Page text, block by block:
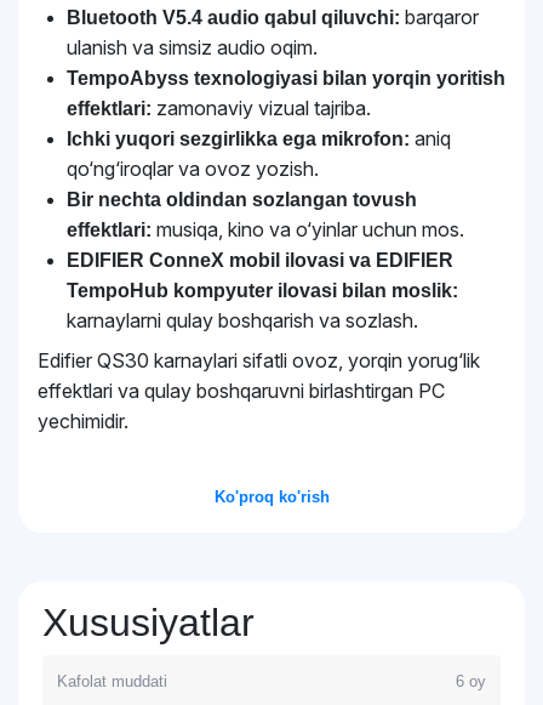
Bluetooth V5.4 audio qabul qiluvchi: barqaror
ulanish va simsiz audio oqim.
TempoAbyss texnologiyasi bilan yorqin yoritish
effektlari: zamonaviy vizual tajriba.
Ichki yuqori sezgirlikka ega mikrofon: aniq
qo‘ng‘iroqlar va ovoz yozish.
Bir nechta oldindan sozlangan tovush
effektlari: musiqa, kino va o‘yinlar uchun mos.
EDIFIER ConneX mobil ilovasi va EDIFIER
TempoHub kompyuter ilovasi bilan moslik:
karnaylarni qulay boshqarish va sozlash.
Edifier QS30 karnaylari sifatli ovoz, yorqin yorug‘lik
effektlari va qulay boshqaruvni birlashtirgan PC
yechimidir.
Ko'proq ko'rish
Xususiyatlar
Kafolat muddati 6 oy